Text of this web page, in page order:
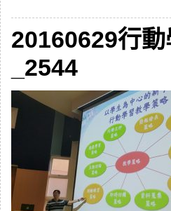
20160629行
_2544